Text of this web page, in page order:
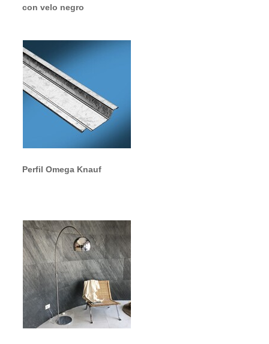
con velo negro
Perfil Omega Knauf